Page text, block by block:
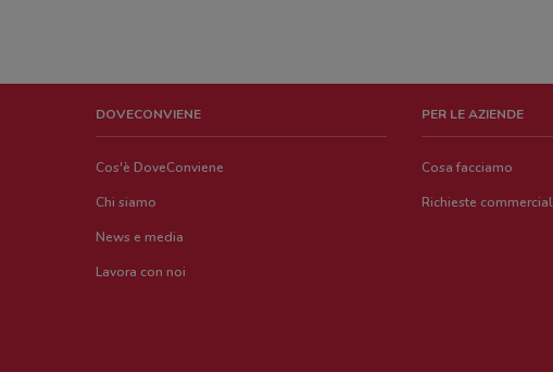
DOVECONVIENE
Cos'è DoveConviene
Chi siamo
News e media
Lavora con noi
PER LE AZIENDE
Cosa facciamo
Richieste